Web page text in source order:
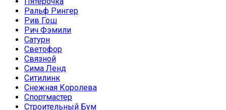
Ральф Рингер
Рив Гош
Рич Фэмили
Сатурн
Светофор
Связной
Сима Ленд
Ситилинк
Снежная Королева
Спортмастер
Строительный Бум